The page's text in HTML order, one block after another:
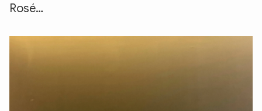
Rosé…